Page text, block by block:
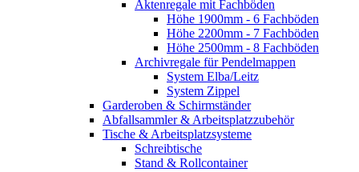
Aktenregale mit Fachböden
Höhe 1900mm - 6 Fachböden
Höhe 2200mm - 7 Fachböden
Höhe 2500mm - 8 Fachböden
Archivregale für Pendelmappen
System Elba/Leitz
System Zippel
Garderoben & Schirmständer
Abfallsammler & Arbeitsplatzzubehör
Tische & Arbeitsplatzsysteme
Schreibtische
Stand & Rollcontainer